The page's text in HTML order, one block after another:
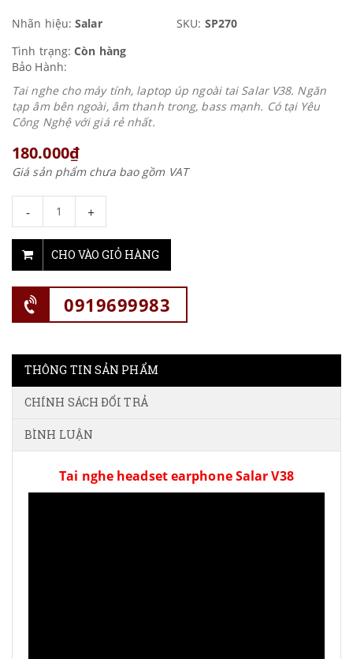
Nhãn hiệu: Salar SKU: SP270
Tình trạng: Còn hàng
Bảo Hành:
Tai nghe cho máy tính, laptop úp ngoài tai Salar V38. Ngăn
tạp âm bên ngoài, âm thanh trong, bass mạnh. Có tại Yêu
Công Nghệ với giá rẻ nhất.
180.000₫
Giá sản phẩm chưa bao gồm VAT
- +
CHO VÀO GIỎ HÀNG
0919699983
THÔNG TIN SẢN PHẨM
CHÍNH SÁCH ĐỔI TRẢ
BÌNH LUẬN
Tai nghe headset earphone Salar V38